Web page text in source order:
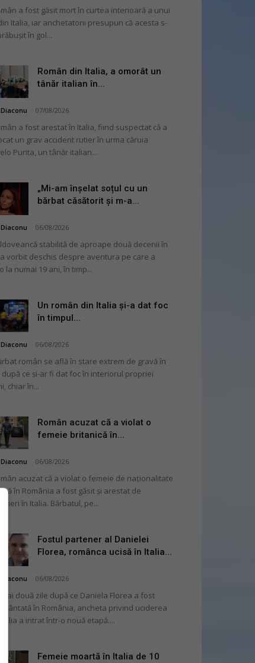
a fost găsit mort în curtea interioară a unui
Italia, iar anchetatorii presupun că acesta s-
în gol...
Român din Italia, a omorât un
tânăr italian în...
07/08/2026
a fost arestat în Italia, fiind suspectat că a
un grav accident rutier în urma căruia
Purita, un tânăr italian...
„Mi-am înșelat soțul cu un
bărbat căsătorit și m-a...
06/08/2026
stabilită de aproape două decenii în
vorbit deschis despre aventura pe care a
la numai 19 ani, în timp...
Un român din Italia și-a dat foc
în timpul...
06/08/2026
român se află în stare extrem de gravă în
după ce și-ar fi dat foc în interiorul propriei
chiar în...
Român acuzat că a violat o
femeie britanică în...
06/08/2026
acuzat că a violat o femeie de naționalitate
în România a fost găsit și arestat de
în Italia. Bărbatul, pe...
Fostul partener al Danielei
Florea, românca ucisă în Italia...
Diaconu 06/08/2026
două zile după ce Daniela Florea a fost
în România, ancheta privind uciderea
Italia a intrat într-o nouă etapă....
Femeie moartă în Italia de 10